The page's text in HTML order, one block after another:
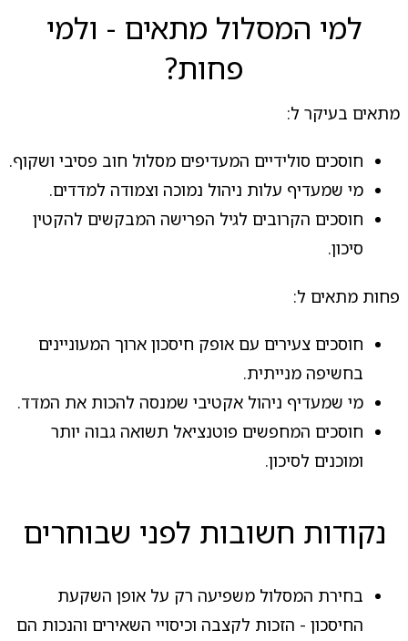
למי המסלול מתאים - ולמי
פחות?
מתאים בעיקר ל:
חוסכים סולידיים המעדיפים מסלול חוב פסיבי ושקוף.
מי שמעדיף עלות ניהול נמוכה וצמודה למדדים.
חוסכים הקרובים לגיל הפרישה המבקשים להקטין
סיכון.
פחות מתאים ל:
חוסכים צעירים עם אופק חיסכון ארוך המעוניינים
בחשיפה מנייתית.
מי שמעדיף ניהול אקטיבי שמנסה להכות את המדד.
חוסכים המחפשים פוטנציאל תשואה גבוה יותר
ומוכנים לסיכון.
נקודות חשובות לפני שבוחרים
בחירת המסלול משפיעה רק על אופן השקעת
החיסכון - הזכות לקצבה וכיסויי השאירים והנכות הם